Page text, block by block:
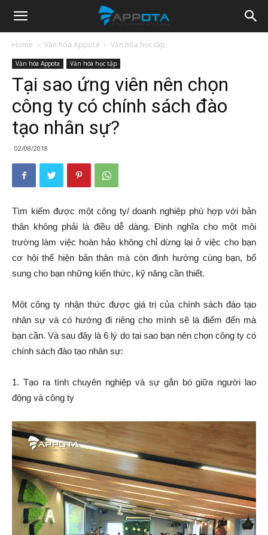
Appota
News
Home Văn hóa Appota Văn hóa học tập
Văn hóa Appota Văn hóa học tập
Tại sao ứng viên nên chọn
công ty có chính sách đào
tạo nhân sự?
02/08/2018
Tìm kiếm được một công ty/ doanh nghiệp phù hợp với bản
thân không phải là điều dễ dàng. Định nghĩa cho một môi
trường làm việc hoàn hảo không chỉ dừng lại ở việc cho bạn
cơ hội thể hiện bản thân mà còn định hướng cùng bạn, bổ
sung cho bạn những kiến thức, kỹ năng cần thiết.
Một công ty nhận thức được giá trị của chính sách đào tạo
nhân sự và có hướng đi riêng cho mình sẽ là điểm đến mà
bạn cần. Và sau đây là 6 lý do tại sao bạn nên chọn công ty có
chính sách đào tạo nhân sự:
1. Tạo ra tính chuyên nghiệp và sự gắn bó giữa người lao
động và công ty